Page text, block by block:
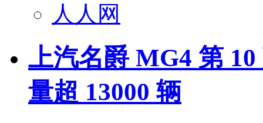
人人网
上汽名爵 MG4 第
量超 13000 辆